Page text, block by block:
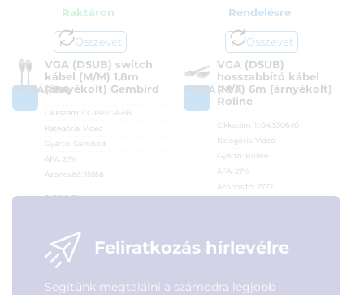
Raktáron
Összevet
KOSÁRBA
VGA (DSUB) switch
kábel (M/M) 1,8m
(árnyékolt) Gembird
Cikkszám: CC-PPVGA-6B
Kategória:Video
Gyártó: Gembird
ÁFA: 27%
Azonosító: 15958
2 590Ft
Rendelésre
Összevet
KOSÁRBA
VGA (DSUB)
hosszabbító kábel
(M/F) 6m (árnyékolt)
Roline
Cikkszám: 11.04.5306-10
Kategória: Video
Gyártó: Roline
ÁFA: 27%
Azonosító: 2722
Feliratkozás hírlevélre
Segítünk megtalálni a számodra legjobb